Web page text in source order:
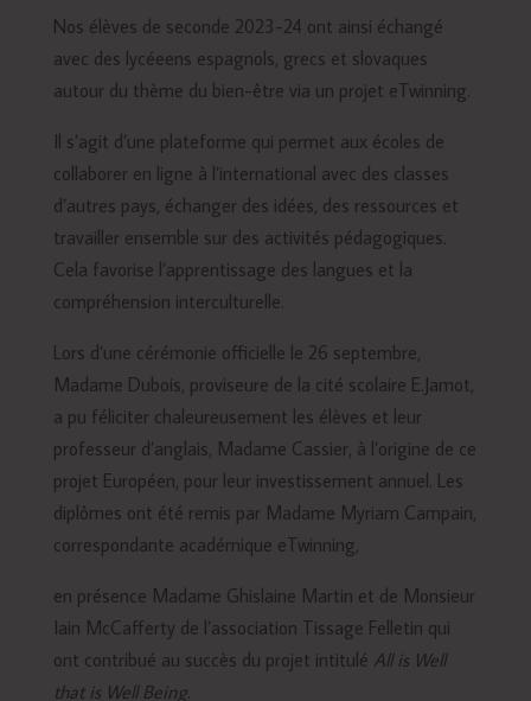
Nos élèves de seconde 2023-24 ont ainsi échangé
avec des lycéeens espagnols, grecs et slovaques
autour du thème du bien-être via un projet eTwinning.
Il s’agit d’une plateforme qui permet aux écoles de
collaborer en ligne à l’international avec des classes
d’autres pays, échanger des idées, des ressources et
travailler ensemble sur des activités pédagogiques.
Cela favorise l’apprentissage des langues et la
compréhension interculturelle.
Lors d’une cérémonie officielle le 26 septembre,
Madame Dubois, proviseure de la cité scolaire E.Jamot,
a pu féliciter chaleureusement les élèves et leur
professeur d’anglais, Madame Cassier, à l’origine de ce
projet Européen, pour leur investissement annuel. Les
diplômes ont été remis par Madame Myriam Campain,
correspondante académique eTwinning,
en présence Madame Ghislaine Martin et de Monsieur
Iain McCafferty de l’association Tissage Felletin qui
ont contribué au succès du projet intitulé All is Well
that is Well Being.